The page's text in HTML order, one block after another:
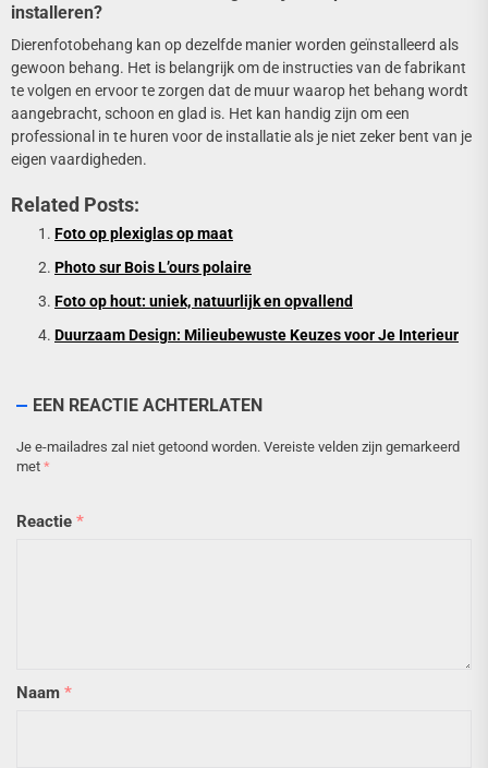
installeren?
Dierenfotobehang kan op dezelfde manier worden geïnstalleerd als
gewoon behang. Het is belangrijk om de instructies van de fabrikant
te volgen en ervoor te zorgen dat de muur waarop het behang wordt
aangebracht, schoon en glad is. Het kan handig zijn om een
professional in te huren voor de installatie als je niet zeker bent van je
eigen vaardigheden.
Related Posts:
Foto op plexiglas op maat
Photo sur Bois L’ours polaire
Foto op hout: uniek, natuurlijk en opvallend
Duurzaam Design: Milieubewuste Keuzes voor Je Interieur
EEN REACTIE ACHTERLATEN
Je e-mailadres zal niet getoond worden. Vereiste velden zijn gemarkeerd
met *
Reactie *
Naam *